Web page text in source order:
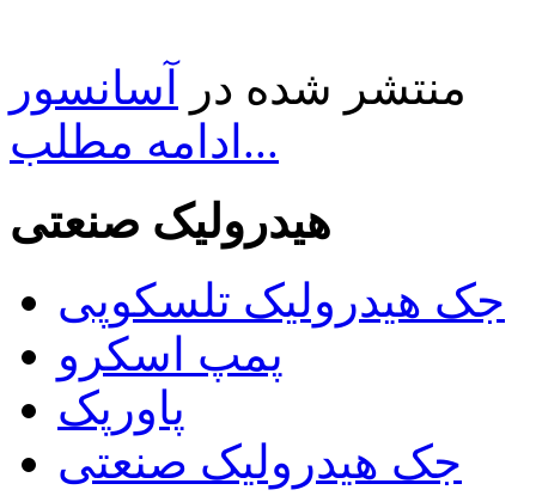
منتشر شده در
آسانسور
ادامه مطلب...
هیدرولیک صنعتی
جک هیدرولیک تلسکوپی
پمپ اسکرو
پاورپک
جک هیدرولیک صنعتی